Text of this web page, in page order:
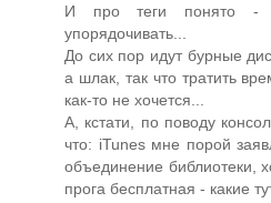
И про теги понято -
упорядочивать...
До сих пор идут бурные
а шлак, так что тратить
как-то не хочется...
А, кстати, по поводу
что: iTunes мне порой
объединение библиотеки,
прога бесплатная - какие